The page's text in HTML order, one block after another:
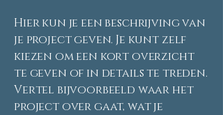
Hier kun je een beschrijving van
je project geven. Je kunt zelf
kiezen om een kort overzicht
te geven of in details te treden.
Vertel bijvoorbeeld waar het
project over gaat, wat je